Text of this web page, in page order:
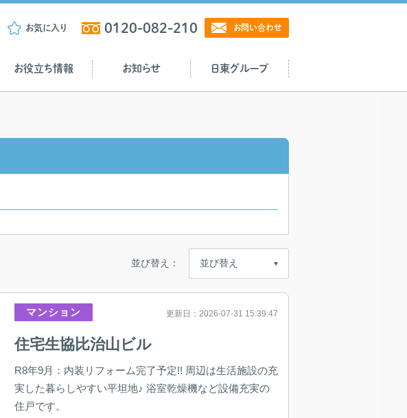
お気に入り 0120-082-210 お問い合わせ
お役立ち情報 お知らせ 日東グループ
並び替え：
マンション 更新日：2026-07-31 15:39:47
住宅生協比治山ビル
R8年9月：内装リフォーム完了予定!! 周辺は生活施設の充
実した暮らしやすい平坦地♪ 浴室乾燥機など設備充実の
住戸です。